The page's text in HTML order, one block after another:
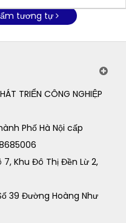
tương tự
TRIỂN CÔNG NGHIỆP
Phố Hà Nội cấp
Khu Đô Thị Đền Lừ 2,
39 Đường Hoàng Như